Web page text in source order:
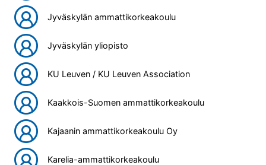
Jyväskylän ammattikorkeakoulu
Jyväskylän yliopisto
KU Leuven / KU Leuven Association
Kaakkois-Suomen ammattikorkeakoulu
Kajaanin ammattikorkeakoulu Oy
Karelia-ammattikorkeakoulu